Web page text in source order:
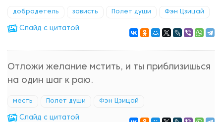
добродетель зависть Полет души Фэн Цзицай
Cлайд с цитатой
Отложи желание мстить, и ты приблизишься
на один шаг к раю.
месть Полет души Фэн Цзицай
Cлайд с цитатой